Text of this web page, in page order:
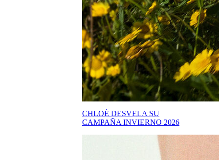
CHLOÉ DESVELA SU
CAMPAÑA INVIERNO 2026